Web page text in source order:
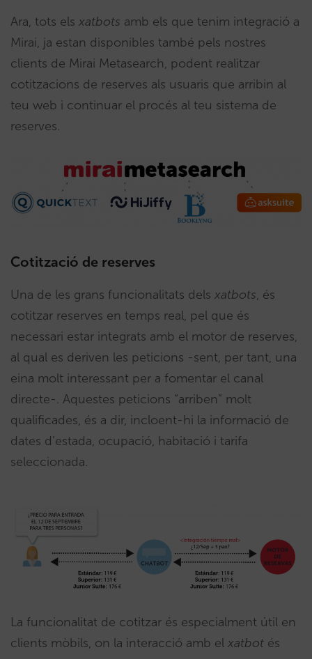
Ara, tots els xatbots amb els que tenim integració a
Mirai, ja estan disponibles també pels nostres
clients de Mirai Metasearch, podent realitzar
cotitzacions de reserves als usuaris que arribin al
teu web i continuar el procés al teu sistema de
reserves.
Cotització de reserves
Una de les grans funcionalitats dels xatbots, és
cotitzar reserves en temps real, pel que és
necessari estar integrats amb el motor de reserves,
al qual es deriven les peticions -sent, per tant, una
eina molt interessant per a fomentar el canal
directe-. Aquestes peticions “arriben” molt
qualificades, és a dir, incloent-hi la informació de
dates d’estada, ocupació, habitació i tarifa
seleccionada.
La funcionalitat de cotitzar és especialment útil en
clients mòbils, on la interacció amb el xatbot és